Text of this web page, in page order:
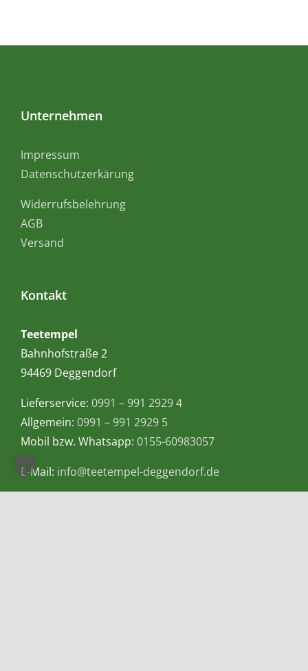
Unternehmen
Impressum
Datenschutzerkärung
Widerrufsbelehrung
AGB
Versand
Kontakt
Teetempel
Bahnhofstraße 2
94469 Deggendorf
Lieferservice: 0991 – 991 2929 4
Allgemein: 0991 – 991 2929 5
Mobil bzw. Whatsapp: 0155-60983057
E-Mail: info@teetempel-deggendorf.de